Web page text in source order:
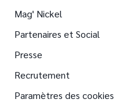
Mag' Nickel
Partenaires et Social
Presse
Recrutement
Paramètres des cookies